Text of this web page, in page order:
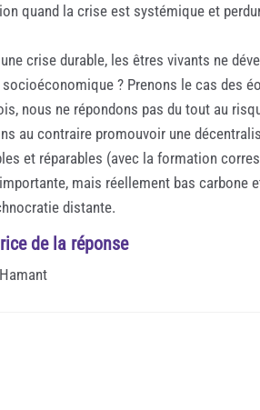
quand la crise est systémique et
crise durable, les êtres vivants ne
? Prenons le cas des
nous ne répondons pas du tout au
au contraire promouvoir une
et réparables (avec la formation
mais réellement bas carbone
distante.
de la réponse